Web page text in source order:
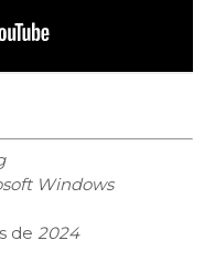
Windows
de 2024